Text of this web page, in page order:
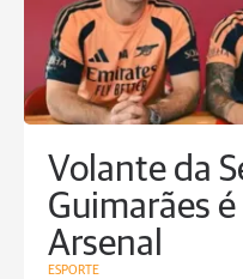
Volante da
Guimarães
Arsenal
ESPORTE